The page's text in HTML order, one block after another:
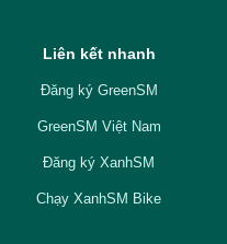
Liên kết nhanh
Đăng ký GreenSM
GreenSM Việt Nam
Đăng ký XanhSM
Chạy XanhSM Bike